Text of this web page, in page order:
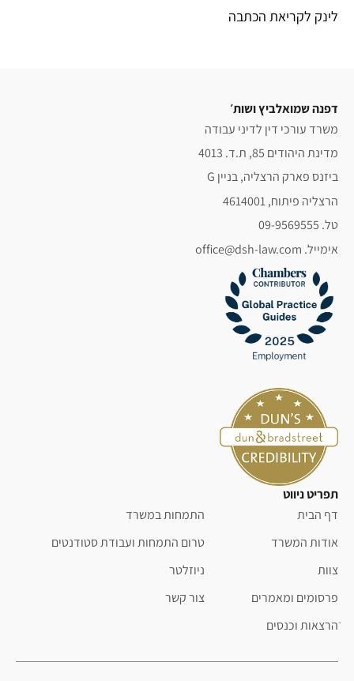
לינק לקריאת הכתבה
דפנה שמואלביץ ושות׳
משרד עורכי דין לדיני עבודה
מדינת היהודים 85, ת.ד. 4013
ביזנס פארק הרצליה, בניין G
הרצליה פיתוח, 4614001
טל. 09-9569555
אימייל. office@dsh-law.com
תפריט ניווט
דף הבית
אודות המשרד
צוות
פרסומים ומאמרים
ֿהרצאות וכנסים
התמחות במשרד
טרום התמחות ועבודת סטודנטים
ניוזלטר
צור קשר